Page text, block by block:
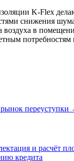
K-Flex
снижения
воздуха в
переуступки
и расчёт
кредита